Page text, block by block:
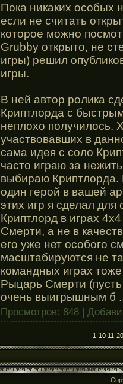
Пока никаких особых
если не считать
которое можно
Grubby открыто, не
игры) решил
игры.
В ней автор ролика
Криптлорда с
неплохо получилось.
участвовавших в
сама идея с соло
часто играю за
выбираю Криптлорда.
один герой в вашей
этих игр я сделал
Криптлорд в играх
Смерти, а не в
его уже нет особого
масштабируются не
командных играх
Рыцарь Смерти
очень выигрышным б
Просмотров: 848 |
1-10 11-20